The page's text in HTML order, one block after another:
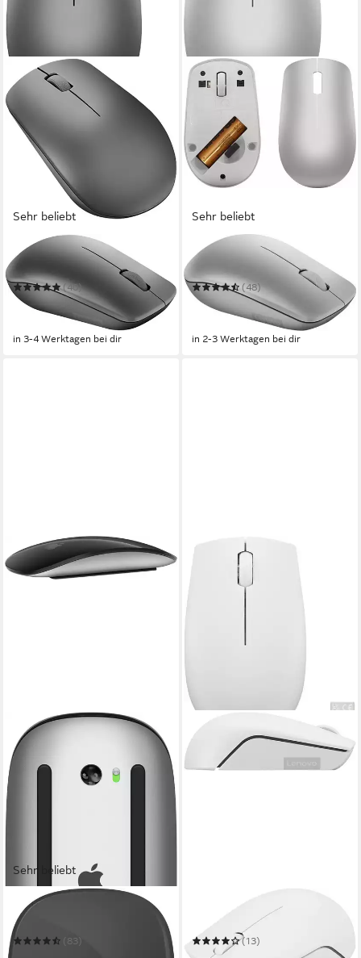
Sehr beliebt
LENOVO
530 Wireless Maus
(40)
8,89 € UVP23,79 €
in 3-4 Werktagen bei dir
Sehr beliebt
LENOVO
530 Funkmaus Maus
(48)
8,99 € UVP19,99 €
in 2-3 Werktagen bei dir
Sehr beliebt
APPLE
Magic Mouse Maus
(83)
300 Wireless Maus
(13)